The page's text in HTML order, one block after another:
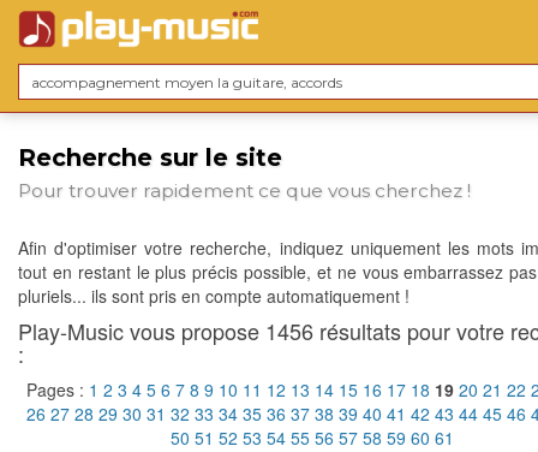
Recherche sur le site
Pour trouver rapidement ce que vous cherchez !
Afin d'optimiser votre recherche, indiquez uniquement les mots
tout en restant le plus précis possible, et ne vous embarrassez
pluriels... ils sont pris en compte automatiquement !
Play-Music vous propose 1456 résultats pour votre
:
Pages : 1 2 3 4 5 6 7 8 9 10 11 12 13 14 15 16 17 18 19 20 21 22
26 27 28 29 30 31 32 33 34 35 36 37 38 39 40 41 42 43 44 45 46
50 51 52 53 54 55 56 57 58 59 60 61